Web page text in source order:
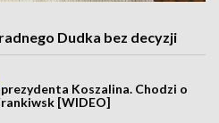
Dudka bez decyzji
Koszalina. Chodzi o
[WIDEO]